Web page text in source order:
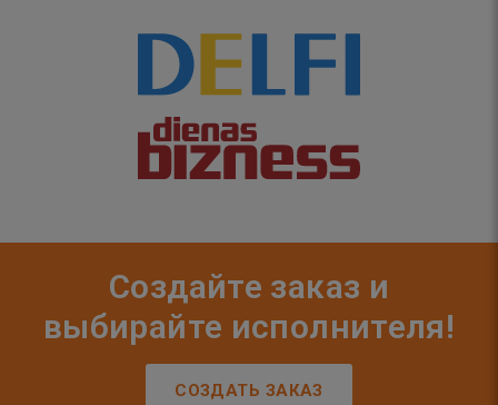
Создайте заказ и
выбирайте исполнителя!
СОЗДАТЬ ЗАКАЗ